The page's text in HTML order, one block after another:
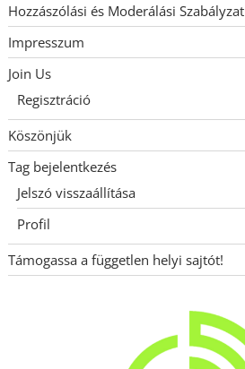
Hozzászólási és Moderálási Szabályzat
Impresszum
Join Us
Regisztráció
Köszönjük
Tag bejelentkezés
Jelszó visszaállítása
Profil
Támogassa a független helyi sajtót!